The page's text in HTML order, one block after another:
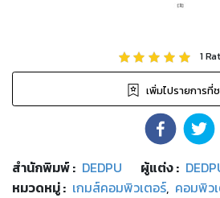
1
เพิ่มไปรายการที่
สำนักพิมพ์: DEDPU ผู้แต่ง :
หมวดหมู่: เกมส์คอมพิวเตอร์, คอมพิว